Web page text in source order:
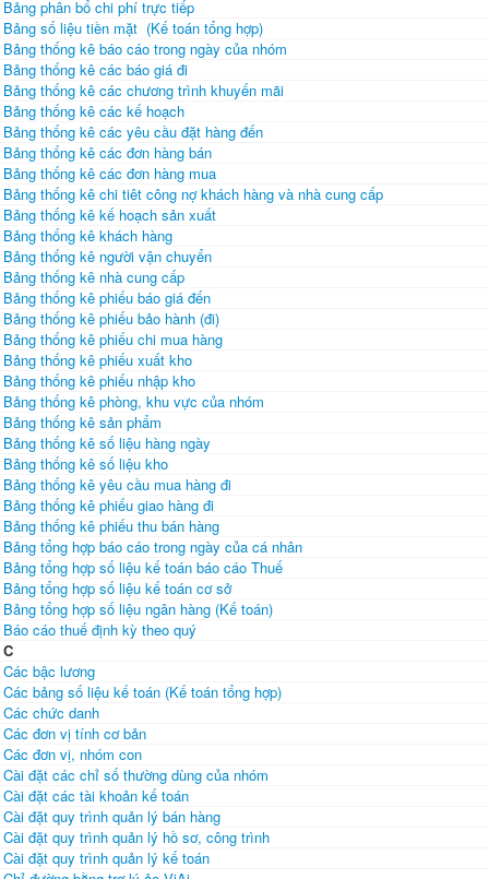
Bảng phân bổ chi phí trực tiếp
Bảng số liệu tiền mặt (Kế toán tổng hợp)
Bảng thống kê báo cáo trong ngày của nhóm
Bảng thống kê các báo giá đi
Bảng thống kê các chương trình khuyến mãi
Bảng thống kê các kế hoạch
Bảng thống kê các yêu cầu đặt hàng đến
Bảng thống kê các đơn hàng bán
Bảng thống kê các đơn hàng mua
Bảng thống kê chi tiêt công nợ khách hàng và nhà cung cấp
Bảng thống kê kế hoạch sản xuất
Bảng thống kê khách hàng
Bảng thống kê người vận chuyển
Bảng thống kê nhà cung cấp
Bảng thống kê phiếu báo giá đến
Bảng thống kê phiếu bảo hành (đi)
Bảng thống kê phiếu chi mua hàng
Bảng thống kê phiếu xuất kho
Bảng thống kê phiếu nhập kho
Bảng thống kê phòng, khu vực của nhóm
Bảng thống kê sản phẩm
Bảng thống kê số liệu hàng ngày
Bảng thống kê số liệu kho
Bảng thống kê yêu cầu mua hàng đi
Bảng thống kê phiếu giao hàng đi
Bảng thống kê phiếu thu bán hàng
Bảng tổng hợp báo cáo trong ngày của cá nhân
Bảng tổng hợp số liệu kế toán báo cáo Thuế
Bảng tổng hợp số liệu kế toán cơ sở
Bảng tổng hợp số liệu ngân hàng (Kế toán)
Báo cáo thuế định kỳ theo quý
C
Các bậc lương
Các bảng số liệu kế toán (Kế toán tổng hợp)
Các chức danh
Các đơn vị tính cơ bản
Các đơn vị, nhóm con
Cài đặt các chỉ số thường dùng của nhóm
Cài đặt các tài khoản kế toán
Cài đặt quy trình quản lý bán hàng
Cài đặt quy trình quản lý hồ sơ, công trình
Cài đặt quy trình quản lý kế toán